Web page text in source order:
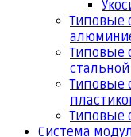
Типовые
Типовые
Типовые
Типовые
Система